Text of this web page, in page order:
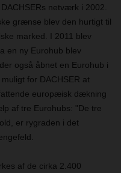
netværk i 2002.
grænse blev den hurtigt til
marked. I 2011 blev
en ny Eurohub blev
også åbnet en Eurohub i
for DACHSER at
europæisk dækning
af tre Eurohubs: "De tre
er rygraden i det
af de cirka 2.400